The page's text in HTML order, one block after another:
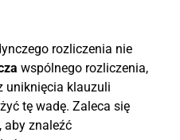
rozliczenia nie
wspólnego rozliczenia,
uniknięcia klauzuli
tę wadę. Zaleca się
aby znaleźć